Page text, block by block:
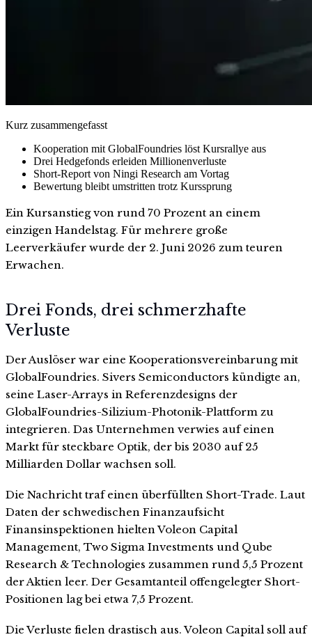
Kurz zusammengefasst
Kooperation mit GlobalFoundries löst Kursrallye aus
Drei Hedgefonds erleiden Millionenverluste
Short-Report von Ningi Research am Vortag
Bewertung bleibt umstritten trotz Kurssprung
Ein Kursanstieg von rund 70 Prozent an einem
einzigen Handelstag. Für mehrere große
Leerverkäufer wurde der 2. Juni 2026 zum teuren
Erwachen.
Drei Fonds, drei schmerzhafte
Verluste
Der Auslöser war eine Kooperationsvereinbarung mit
GlobalFoundries. Sivers Semiconductors kündigte an,
seine Laser-Arrays in Referenzdesigns der
GlobalFoundries-Silizium-Photonik-Plattform zu
integrieren. Das Unternehmen verwies auf einen
Markt für steckbare Optik, der bis 2030 auf 25
Milliarden Dollar wachsen soll.
Die Nachricht traf einen überfüllten Short-Trade. Laut
Daten der schwedischen Finanzaufsicht
Finansinspektionen hielten Voleon Capital
Management, Two Sigma Investments und Qube
Research & Technologies zusammen rund 5,5 Prozent
der Aktien leer. Der Gesamtanteil offengelegter Short-
Positionen lag bei etwa 7,5 Prozent.
Die Verluste fielen drastisch aus. Voleon Capital soll auf